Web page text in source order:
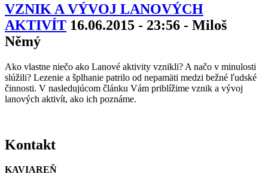
VZNIK A VÝVOJ LANOVÝCH
AKTIVÍT 16.06.2015 - 23:56 - Miloš
Němý
Ako vlastne niečo ako Lanové aktivity vznikli? A načo v minulosti
slúžili? Lezenie a šplhanie patrilo od nepamäti medzi bežné ľudské
činnosti. V nasledujúcom článku Vám priblížime vznik a vývoj
lanových aktivít, ako ich poznáme.
Kontakt
KAVIAREŇ